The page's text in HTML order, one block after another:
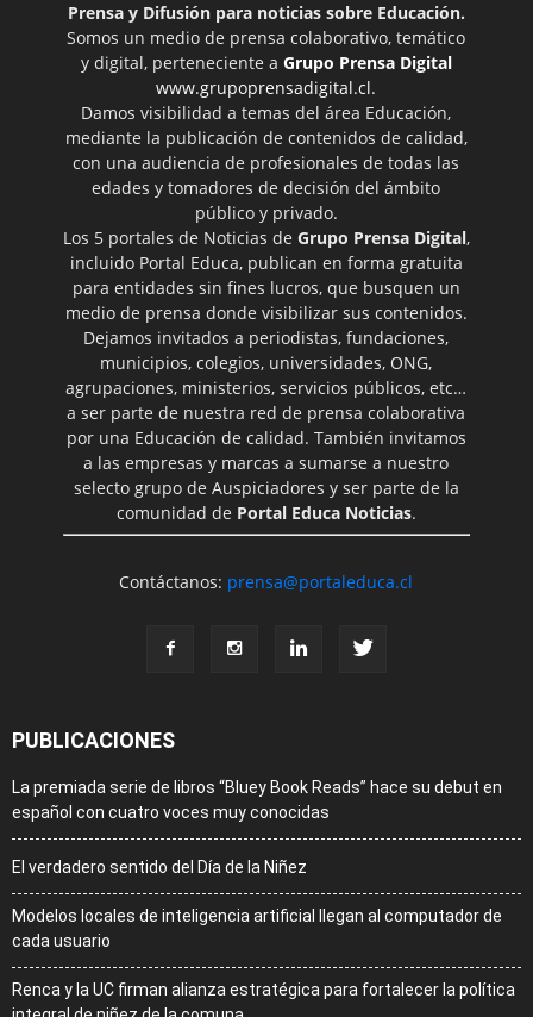
Prensa y Difusión para noticias sobre Educación.
Somos un medio de prensa colaborativo, temático
y digital, perteneciente a Grupo Prensa Digital
www.grupoprensadigital.cl.
Damos visibilidad a temas del área Educación,
mediante la publicación de contenidos de calidad,
con una audiencia de profesionales de todas las
edades y tomadores de decisión del ámbito
público y privado.
Los 5 portales de Noticias de Grupo Prensa Digital,
incluido Portal Educa, publican en forma gratuita
para entidades sin fines lucros, que busquen un
medio de prensa donde visibilizar sus contenidos.
Dejamos invitados a periodistas, fundaciones,
municipios, colegios, universidades, ONG,
agrupaciones, ministerios, servicios públicos, etc…
a ser parte de nuestra red de prensa colaborativa
por una Educación de calidad. También invitamos
a las empresas y marcas a sumarse a nuestro
selecto grupo de Auspiciadores y ser parte de la
comunidad de Portal Educa Noticias.
Contáctanos: prensa@portaleduca.cl
PUBLICACIONES
La premiada serie de libros “Bluey Book Reads” hace su debut en
español con cuatro voces muy conocidas
El verdadero sentido del Día de la Niñez
Modelos locales de inteligencia artificial llegan al computador de
cada usuario
Renca y la UC firman alianza estratégica para fortalecer la política